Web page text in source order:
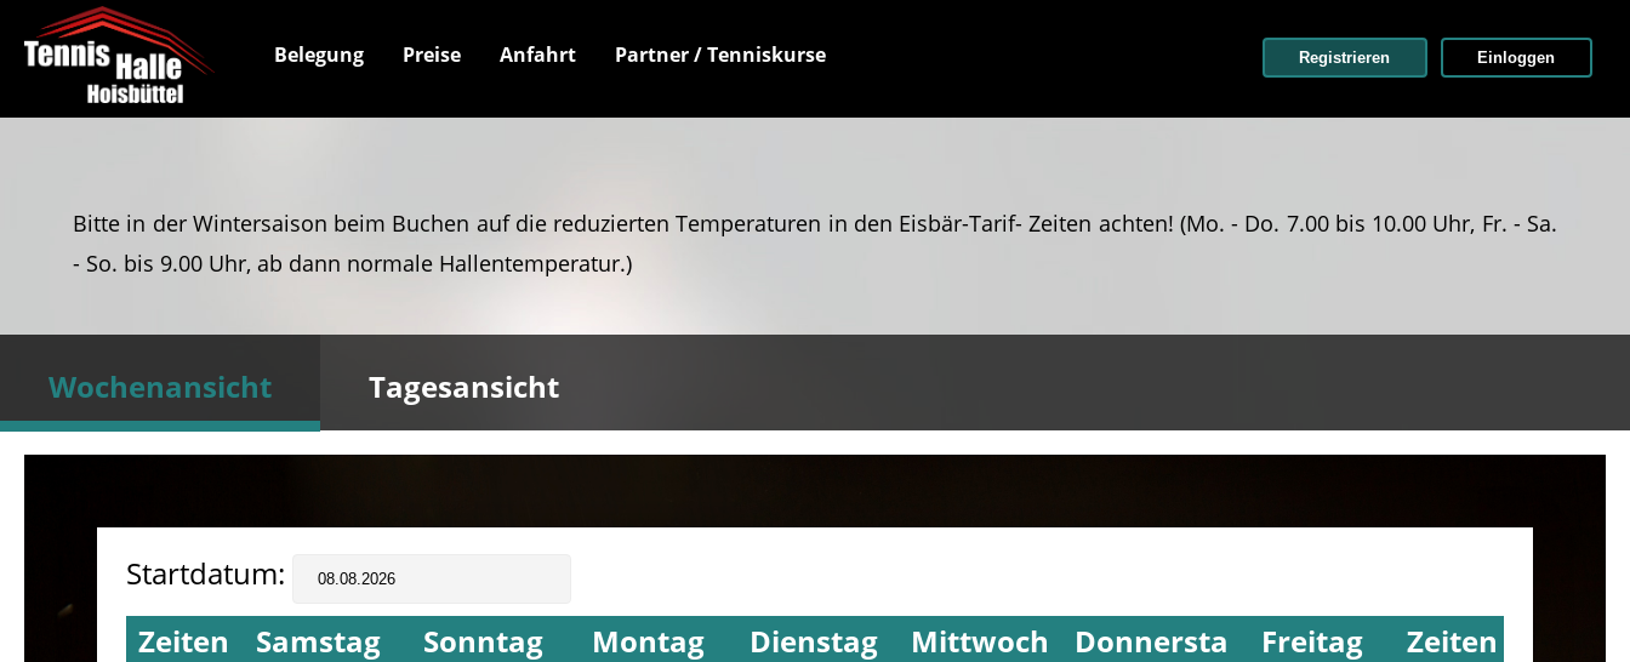
Belegung Preise Anfahrt Partner / Tenniskurse Registrieren Einloggen
Bitte in der Wintersaison beim Buchen auf die reduzierten Temperaturen in den Eisbär-Tarif- Zeiten achten! (Mo. - Do. 7.00 bis 10.00 Uhr, Fr. - Sa.
- So. bis 9.00 Uhr, ab dann normale Hallentemperatur.)
Wochenansicht Tagesansicht
Startdatum:
Zeiten
Samstag Sonntag Montag Dienstag Mittwoch Donnerstag Freitag
Zeiten